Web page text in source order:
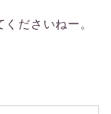
ださいねー。